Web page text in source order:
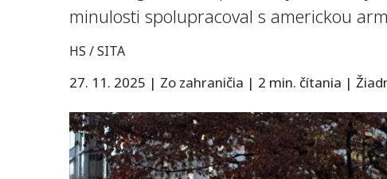
minulosti spolupracoval s americkou
HS / SITA
27. 11. 2025 | Zo zahraničia | 2 min. čítania |